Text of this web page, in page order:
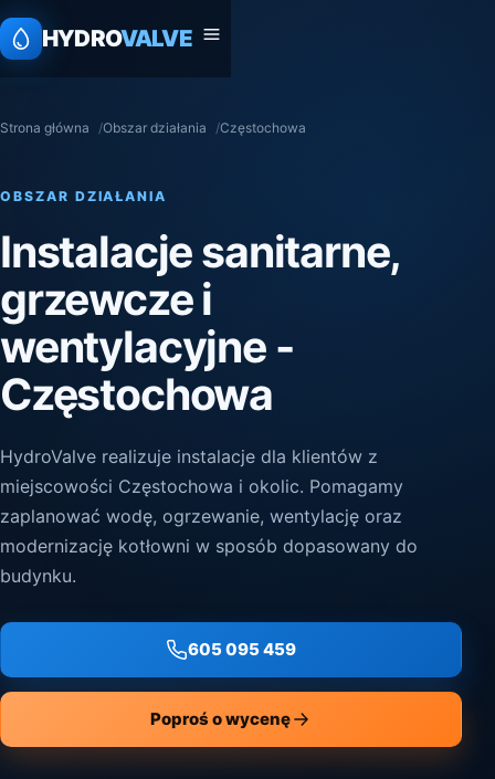
HYDROVALVE
Strona główna Obszar działania Częstochowa
OBSZAR DZIAŁANIA
Instalacje sanitarne,
grzewcze i
wentylacyjne -
Częstochowa
HydroValve realizuje instalacje dla klientów z
miejscowości Częstochowa i okolic. Pomagamy
zaplanować wodę, ogrzewanie, wentylację oraz
modernizację kotłowni w sposób dopasowany do
budynku.
605 095 459
Poproś o wycenę